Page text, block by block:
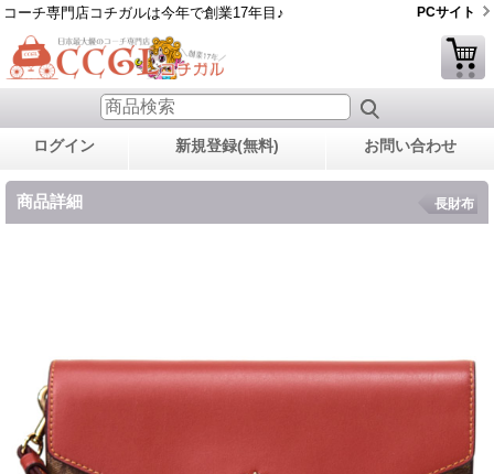
コーチ専門店コチガルは今年で創業17年目♪ PCサイト
ログイン 新規登録(無料) お問い合わせ
商品詳細 長財布